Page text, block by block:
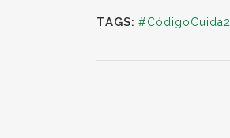
TAGS: #CódigoCuida2